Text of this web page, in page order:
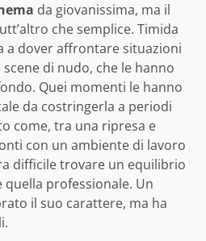
da giovanissima, ma il
che semplice. Timida
a dover affrontare situazioni
di nudo, che le hanno
Quei momenti le hanno
da costringerla a periodi
come, tra una ripresa e
con un ambiente di lavoro
difficile trovare un equilibrio
professionale. Un
il suo carattere, ma ha